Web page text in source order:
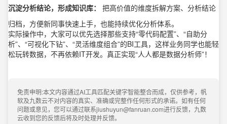
沉淀分析结论，形成知识库：
把高价值的维度拆解方案、分析结论
归档，方便新同事快速上手，也能持续优化分析体系。
实际操作中，大家可以优先选择那些支持“零代码配置”、“自助分
析”、“可视化下钻”、“灵活维度组合”的BI工具，这样业务同学也能轻
松玩转数据，不再依赖IT开发。真正实现“人人都是数据分析师”！
免责申明:本文内容通过AI工具匹配关键字智能整合而成，仅供参考，帆
软及九数云不对内容的真实、准确或完整作任何形式的承诺。如有任何
问题或意见，您可以通过联系jiushuyun@fanruan.com进行反馈，九数
云收到您的反馈后将及时处理并反馈。